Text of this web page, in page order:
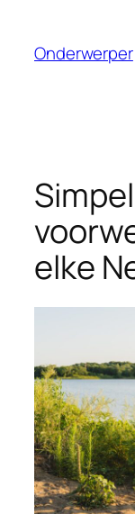
Onderwerper
elke